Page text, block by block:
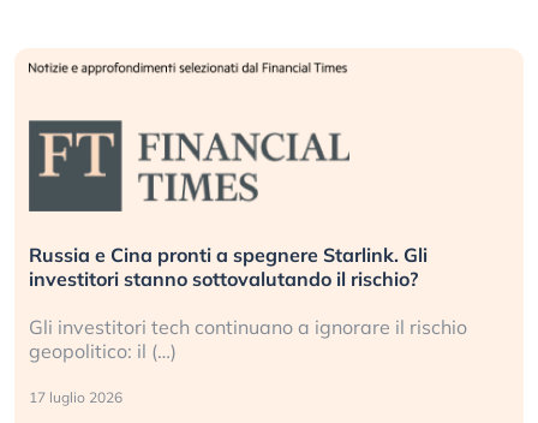
La grande operazione di insabbiamento sui data
center per l’AI, spiegata sul Financial Times
Le regole sulla trasparenza sembrano non valere per
i data center e le big (…)
9 luglio 2026